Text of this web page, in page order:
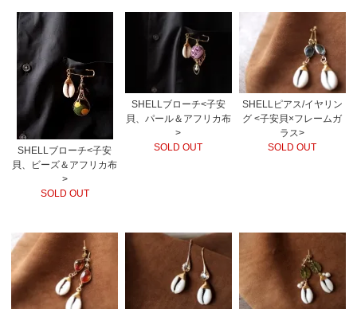
SHELLブローチ<子安
貝、ビーズ＆アフリカ布
>
SOLD OUT
SHELLブローチ<子安
貝、パール＆アフリカ布
>
SOLD OUT
SHELLピアス/イヤリン
グ <子安貝×フレームガ
ラス>
SOLD OUT